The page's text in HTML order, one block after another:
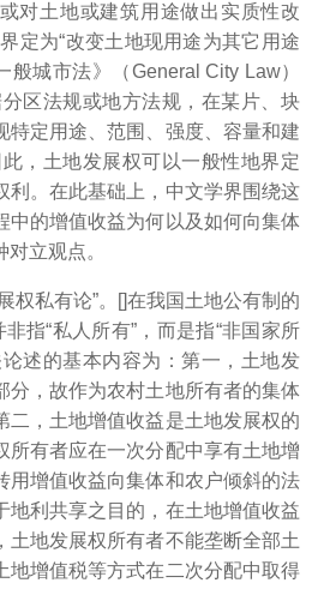
对土地或建筑用途做出实质性改
定为“改变土地现用途为其它用途
般城市法》（General City Law）
区法规或地方法规，在某片、块
特定用途、范围、强度、容量和建
，土地发展权可以一般性地界定
利。在此基础上，中文学界围绕这
中的增值收益为何以及如何向集体
立观点。
权私有论”。[]在我国土地公有制的
指“私人所有”，而是指“非国家所
述的基本内容为：第一，土地发
分，故作为农村土地所有者的集体
二，土地增值收益是土地发展权的
所有者应在一次分配中享有土地增
用增值收益向集体和农户倾斜的法
地利共享之目的，在土地增值收益
土地发展权所有者不能垄断全部土
地增值税等方式在二次分配中取得